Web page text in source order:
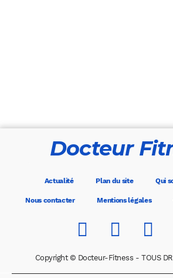
Docteur
Actualité Plan du site Qui
Nous contacter Mentions légales
Copyright © Docteur-Fitness - TOUS